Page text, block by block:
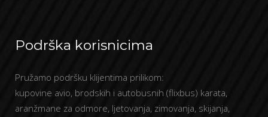
Podrška korisnicima
Pružamo podršku klijentima prilikom:
kupovine avio, brodskih i autobusnih (flixbus) karata,
aranžmane za odmore, ljetovanja, zimovanja, skijanja,